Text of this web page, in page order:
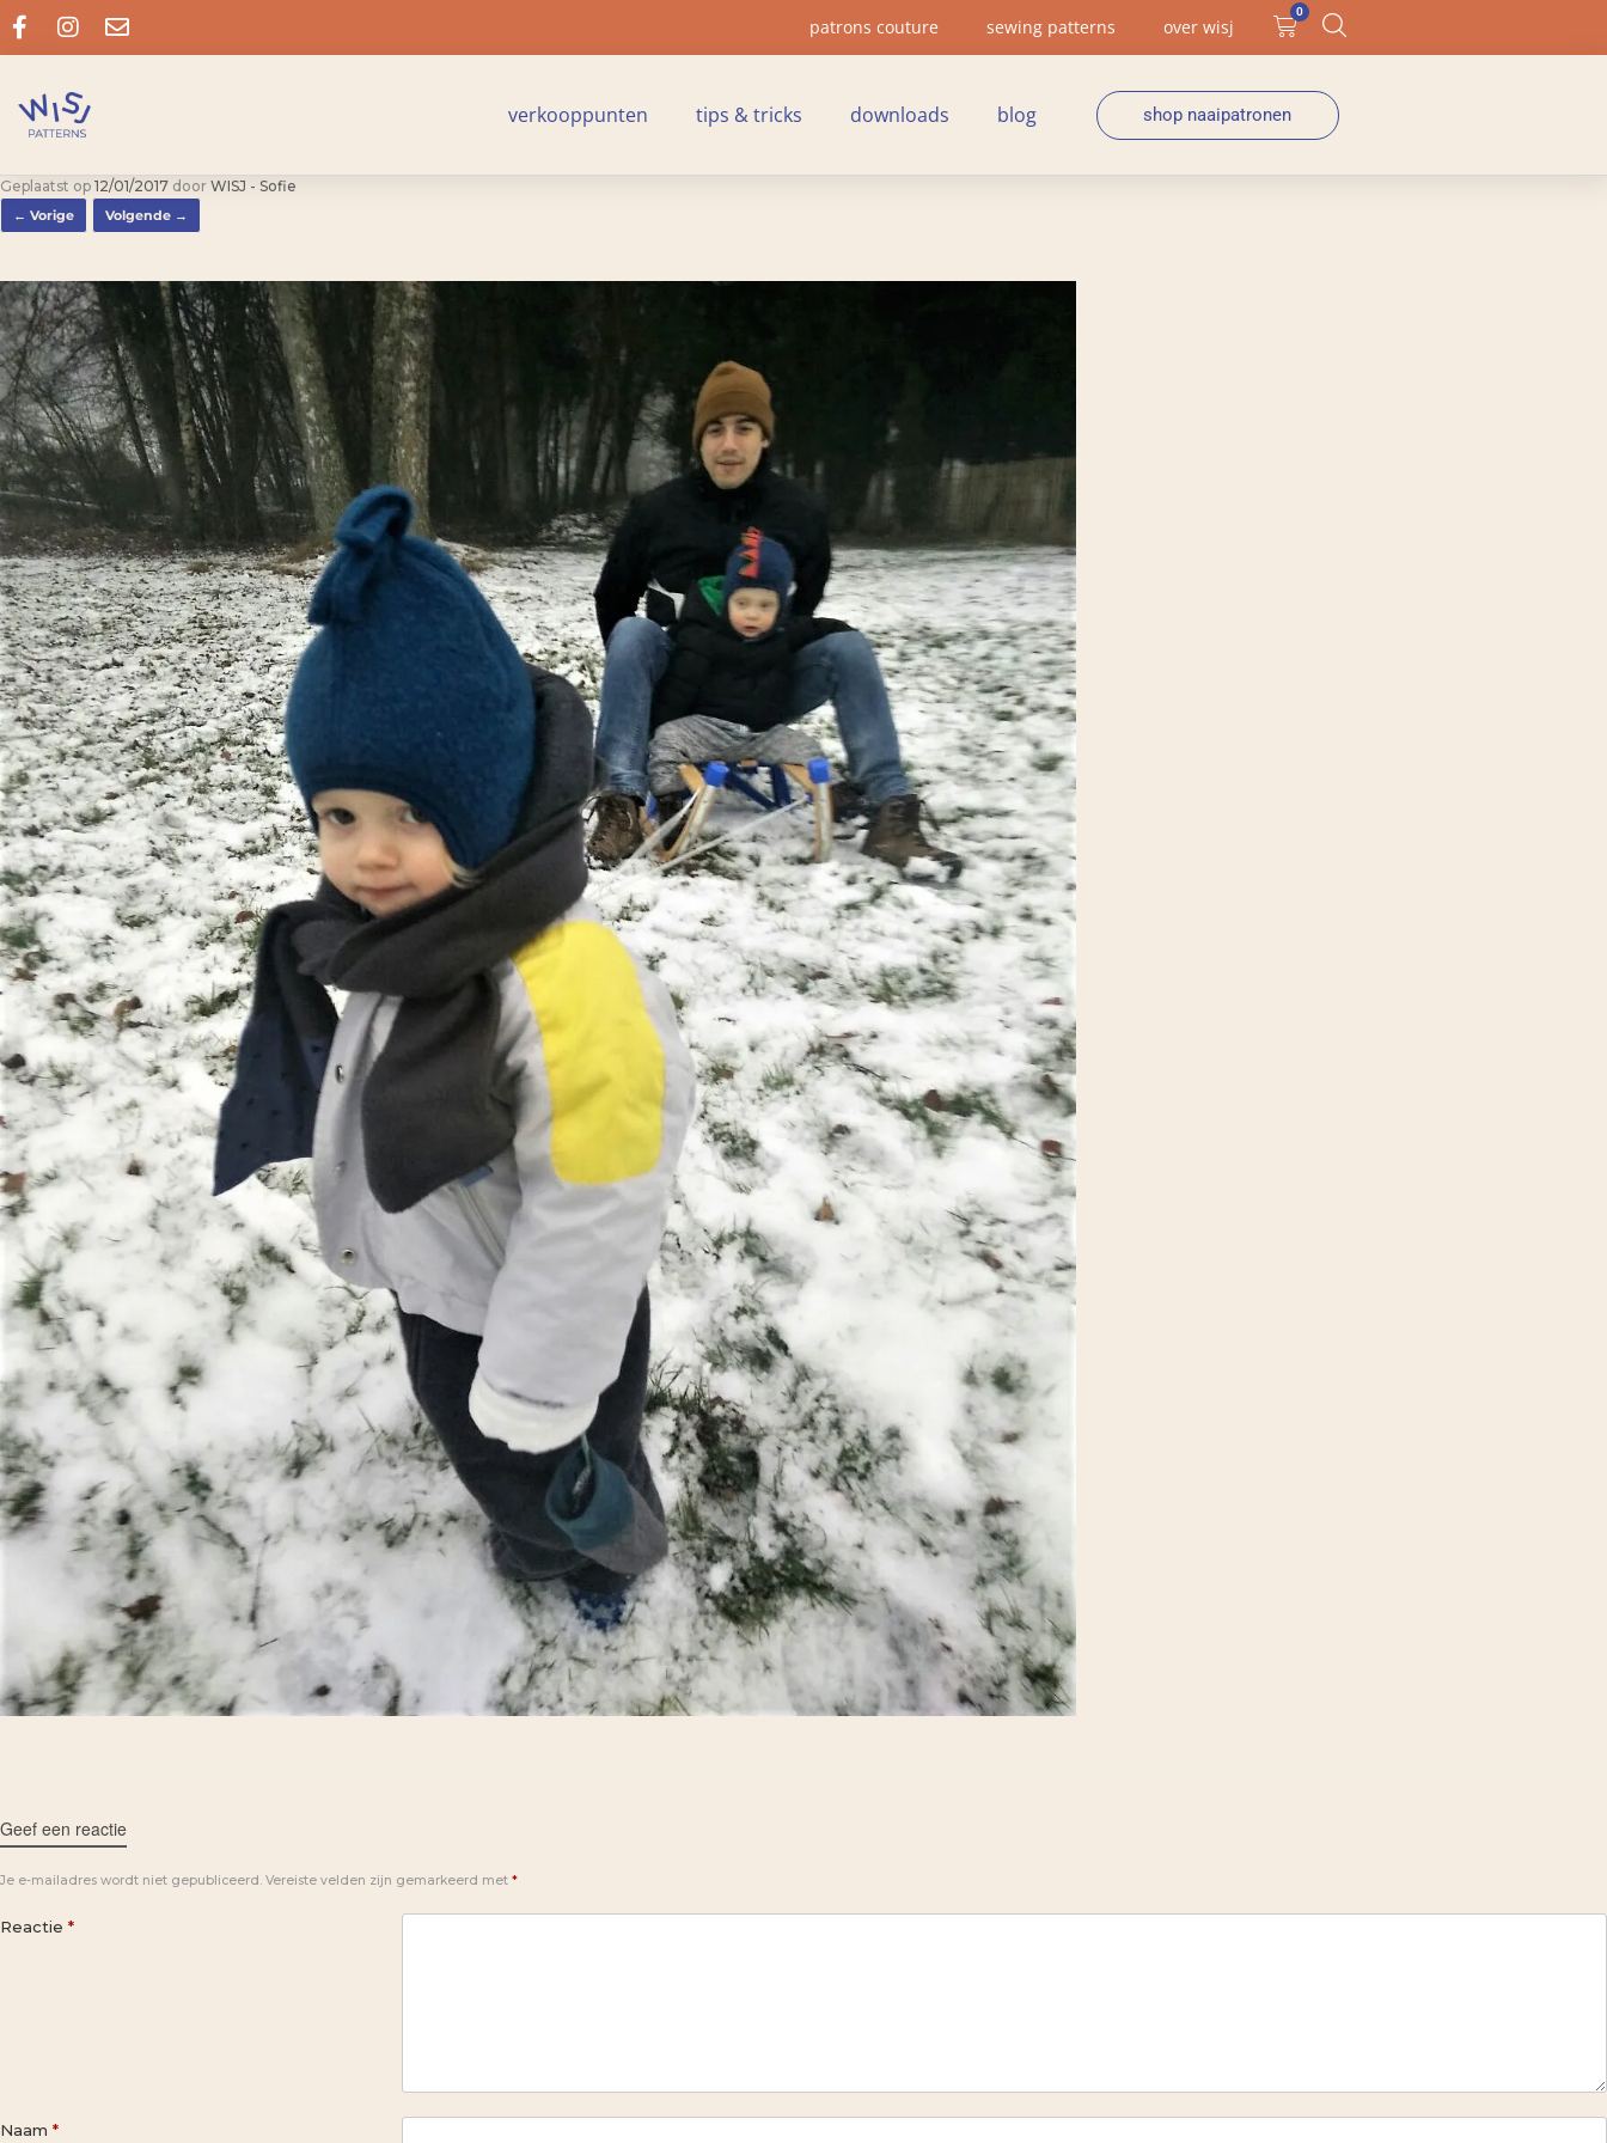
patrons couture sewing patterns over wisj
0
verkooppunten tips & tricks downloads blog shop naaipatronen
Geplaatst op 12/01/2017 door WISJ - Sofie
← Vorige Volgende →
Geef een reactie
Je e-mailadres wordt niet gepubliceerd. Vereiste velden zijn gemarkeerd met *
Reactie *
Naam *